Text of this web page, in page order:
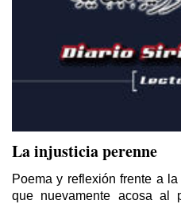
La injusticia perenne
Poema y reflexión frente a
que nuevamente acosa al